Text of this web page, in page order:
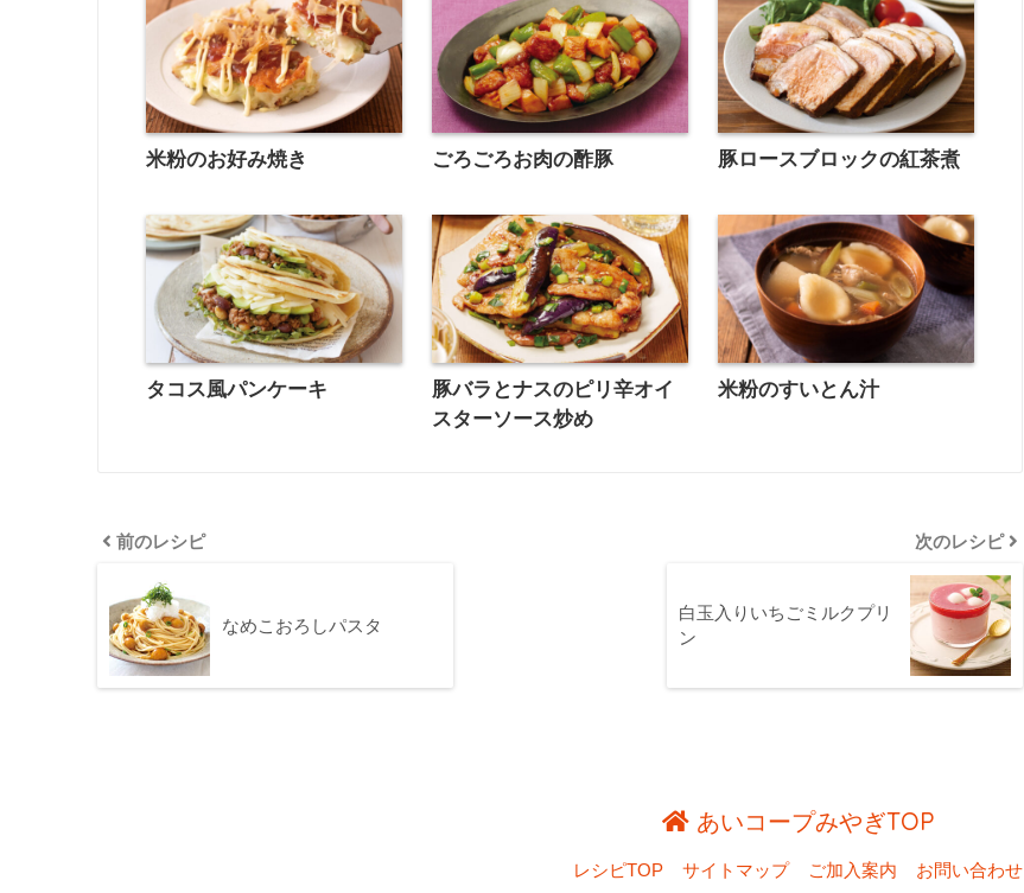
米粉のお好み焼き ごろごろお肉の酢豚 豚ロースブロックの紅茶煮
タコス風パンケーキ
豚バラとナスのピリ辛オイ
スターソース炒め
米粉のすいとん汁
前のレシピ
なめこおろしパスタ
次のレシピ
白玉入りいちごミルクプリ
ン
あいコープみやぎTOP
レシピTOP サイトマップ ご加入案内 お問い合わせ